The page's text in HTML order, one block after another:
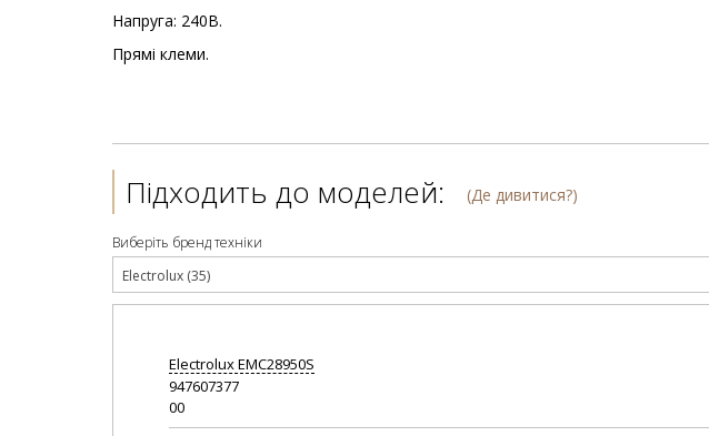
Напруга: 240В.
Прямі клеми.
Підходить до моделей: (Де дивитися?)
Виберіть бренд техніки
Electrolux (35)
ElectroluxEMC28950S
947607377
00